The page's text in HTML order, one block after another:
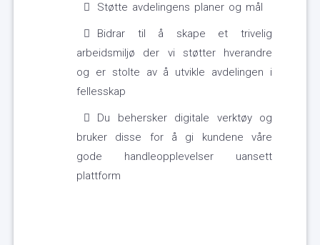
Støtte avdelingens planer og mål
Bidrar til å skape et trivelig
arbeidsmiljø der vi støtter hverandre
og er stolte av å utvikle avdelingen i
fellesskap
Du behersker digitale verktøy og
bruker disse for å gi kundene våre
gode handleopplevelser uansett
plattform